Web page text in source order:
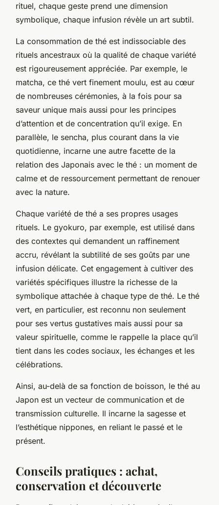
rituel, chaque geste prend une dimension
symbolique, chaque infusion révèle un art subtil.
La consommation de thé est indissociable des
rituels ancestraux où la qualité de chaque variété
est rigoureusement appréciée. Par exemple, le
matcha, ce thé vert finement moulu, est au cœur
de nombreuses cérémonies, à la fois pour sa
saveur unique mais aussi pour les principes
d’attention et de concentration qu’il exige. En
parallèle, le sencha, plus courant dans la vie
quotidienne, incarne une autre facette de la
relation des Japonais avec le thé : un moment de
calme et de ressourcement permettant de renouer
avec la nature.
Chaque variété de thé a ses propres usages
rituels. Le gyokuro, par exemple, est utilisé dans
des contextes qui demandent un raffinement
accru, révélant la subtilité de ses goûts par une
infusion délicate. Cet engagement à cultiver des
variétés spécifiques illustre la richesse de la
symbolique attachée à chaque type de thé. Le thé
vert, en particulier, est reconnu non seulement
pour ses vertus gustatives mais aussi pour sa
valeur spirituelle, comme le rappelle la place qu’il
tient dans les codes sociaux, les échanges et les
célébrations.
Ainsi, au-delà de sa fonction de boisson, le thé au
Japon est un vecteur de communication et de
transmission culturelle. Il incarne la sagesse et
l’esthétique nippones, en reliant le passé et le
présent.
Conseils pratiques : achat,
conservation et découverte